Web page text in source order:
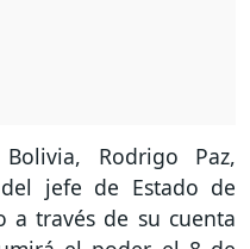
Rodrigo Paz,
jefe de Estado de
a través de su cuenta